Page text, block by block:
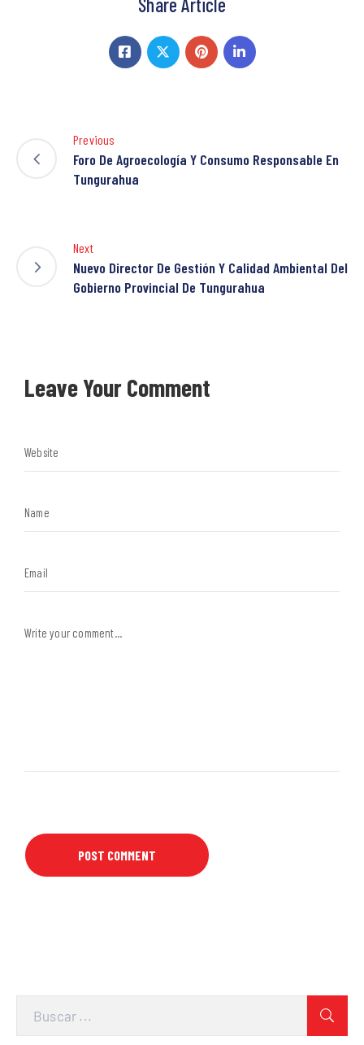
Previous
Foro De Agroecología Y Consumo Responsable En
Tungurahua
Next
Nuevo Director De Gestión Y Calidad Ambiental Del
Gobierno Provincial De Tungurahua
Leave Your Comment